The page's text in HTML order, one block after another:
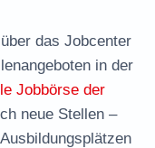
das Jobcenter
in der
Jobbörse der
neue Stellen –